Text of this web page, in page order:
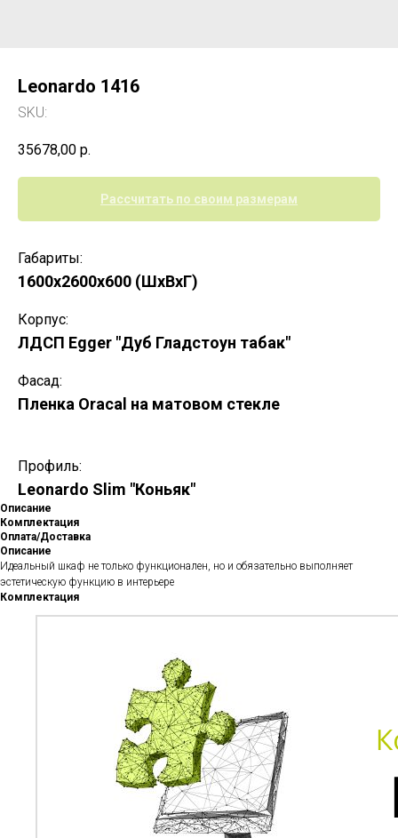
Leonardo 1416
SKU:
35678,00 р.
Рассчитать по своим размерам
Габариты:
1600х2600х600 (ШхВхГ)
Корпус:
ЛДСП Egger "Дуб Гладстоун табак"
Фасад:
Пленка Oracal на матовом стекле
Профиль:
Leonardo Slim "Коньяк"
Описание
Комплектация
Оплата/Доставка
Описание
Идеальный шкаф не только функционален, но и обязательно выполняет
эстетическую функцию в интерьере
Комплектация